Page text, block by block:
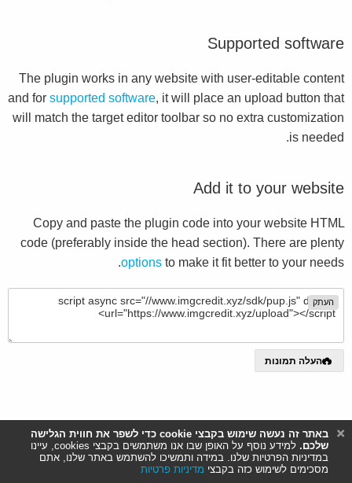
Supported software
The plugin works in any website with user-editable content
and for supported software, it will place an upload button that
will match the target editor toolbar so no extra customization
is needed.
Add it to your website
Copy and paste the plugin code into your website HTML
code (preferably inside the head section). There are plenty
options to make it fit better to your needs.
העתק
העלה תמונות
באתר זה נעשה שימוש בקבצי cookie כדי לשפר את חווית הגלישה
שלכם.
למידע נוסף על האופן שבו אנו משתמשים בקבצי cookies, עיינו
במדיניות הפרטיות שלנו. במידה ותמשיכו להשתמש באתר שלנו, אתם
מסכימים לשימוש כזה בקבצי מדיניות פרטיות